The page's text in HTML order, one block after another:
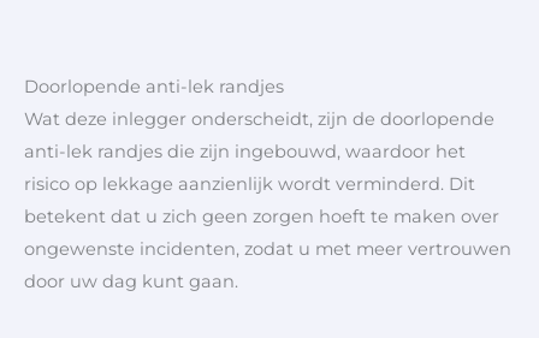
Doorlopende anti-lek randjes
Wat deze inlegger onderscheidt, zijn de doorlopende
anti-lek randjes die zijn ingebouwd, waardoor het
risico op lekkage aanzienlijk wordt verminderd. Dit
betekent dat u zich geen zorgen hoeft te maken over
ongewenste incidenten, zodat u met meer vertrouwen
door uw dag kunt gaan.